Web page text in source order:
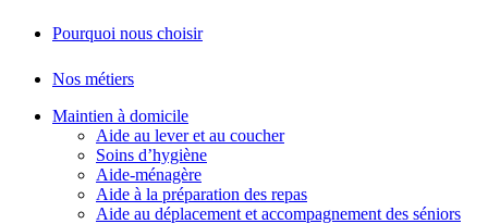
Pourquoi nous choisir
Nos métiers
Maintien à domicile
Aide au lever et au coucher
Soins d’hygiène
Aide-ménagère
Aide à la préparation des repas
Aide au déplacement et accompagnement des séniors